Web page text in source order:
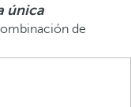
única
de